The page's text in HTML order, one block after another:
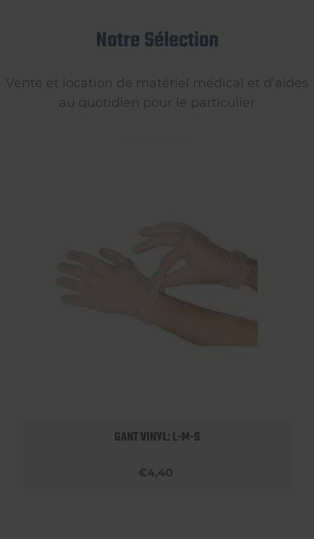
Notre Sélection
Vente et location de matériel médical et d'aides
au quotidien pour le particulier
GANT VINYL: L-M-S
€4,40